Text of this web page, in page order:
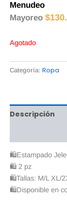
Menudeo
Mayoreo $
Agotado
Categoría: Ropa
Descripción
🛍️Estampado
🛍️ 2 pz
🛍️Tallas: M/L XL/
🛍️Disponible en